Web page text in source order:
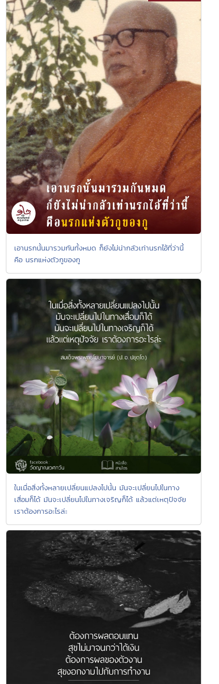
เอานรกนั้นมารวมกันทั้งหมด ก็ยังไม่น่ากลัวเท่านรกไอ้ที่ว่านี้
คือ นรกแห่งตัวกูของกู
ในเมื่อสิ่งทั้งหลายเปลี่ยนแปลงไปนั้น มันจะเปลี่ยนไปในทาง
เสื่อมก็ได้ มันจะเปลี่ยนไปในทางเจริญก็ได้ แล้วแต่เหตุปัจจัย
เราต้องการอะไรล่ะ